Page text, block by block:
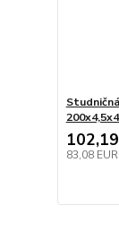
83,08 EUR